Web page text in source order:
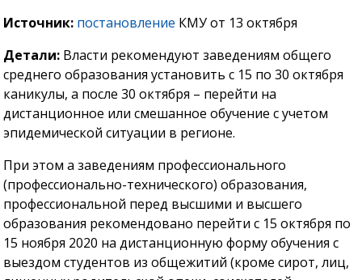
Источник: постановление КМУ от 13 октября
Детали: Власти рекомендуют заведениям общего
среднего образования установить с 15 по 30 октября
каникулы, а после 30 октября – перейти на
дистанционное или смешанное обучение с учетом
эпидемической ситуации в регионе.
При этом а заведениям профессионального
(профессионально-технического) образования,
профессиональной перед высшими и высшего
образования рекомендовано перейти с 15 октября по
15 ноября 2020 на дистанционную форму обучения с
выездом студентов из общежитий (кроме сирот, лиц,